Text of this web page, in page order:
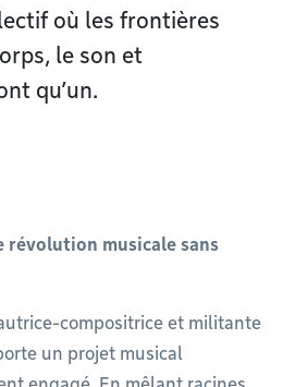
où les frontières
le son et
qu’un.
révolution musicale sans
compositrice et militante
un projet musical